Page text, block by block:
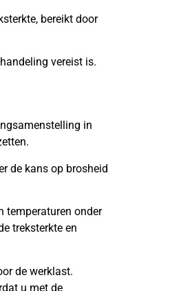
bereikt door
vereist is.
in
de kans op brosheid
temperaturen onder
treksterkte en
de werklast.
u met de